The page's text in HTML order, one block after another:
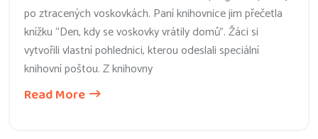
po ztracených voskovkách. Paní knihovnice jim přečetla
knížku “Den, kdy se voskovky vrátily domů”. Žáci si
vytvořili vlastní pohlednici, kterou odeslali speciální
knihovní poštou. Z knihovny
Read More